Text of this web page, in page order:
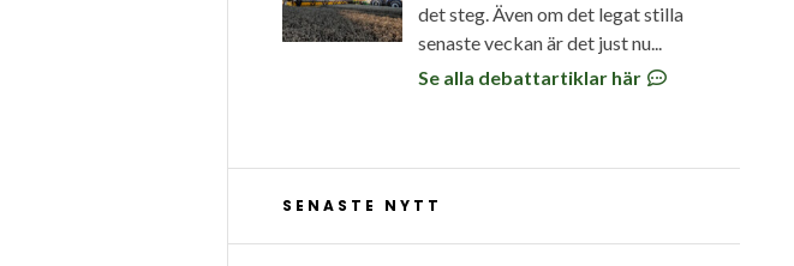
det steg. Även om det legat stilla
senaste veckan är det just nu...
Se alla debattartiklar här
SENASTE NYTT